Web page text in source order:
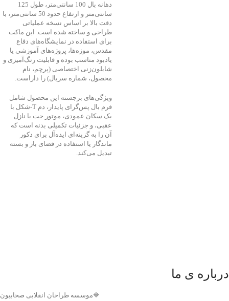
دهانه بال 100 سانتی‌متر، طول 125
سانتی‌متر و ارتفاع حدود 50 سانتی‌متر، با
دقت بالا بر اساس نسخه عملیاتی
طراحی و ساخته شده است. این ماکت
برای استفاده در نمایشگاه‌های دفاع
مقدس، موزه‌ها، پروژه‌های آموزشی یا
یادبود مناسب بوده و قابلیت رنگ‌آمیزی و
شابلون‌زنی اختصاصی (پرچم، نام
محصول، شماره سریال) را داراست.
ویژگی‌های برجسته این محصول شامل
فرم بال پس‌گرای پایدار، دم T‑شکل با
یک سکان عمودی، موتور جت با نازل
عقبی، و جزئیات تکمیلی بدنه است که
آن را به گزینه‌ای ایده‌آل برای دکور
ماندگار یا استفاده در فضای باز و بسته
تبدیل می‌کند.
درباره ی ما
🔷موسسه طراحان انقلابی صحابیون